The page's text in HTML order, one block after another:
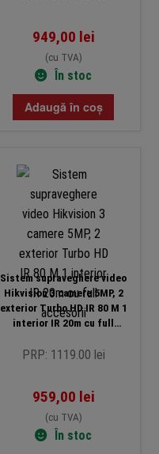
949,00 lei
(cu TVA)
În stoc
Adaugă în coș
Sistem supraveghere video
Hikvision 3 camere 5MP, 2
exterior Turbo HD IR 80 M 1
interior IR 20m cu full
PRP: 1119.00 lei
959,00 lei
(cu TVA)
În stoc